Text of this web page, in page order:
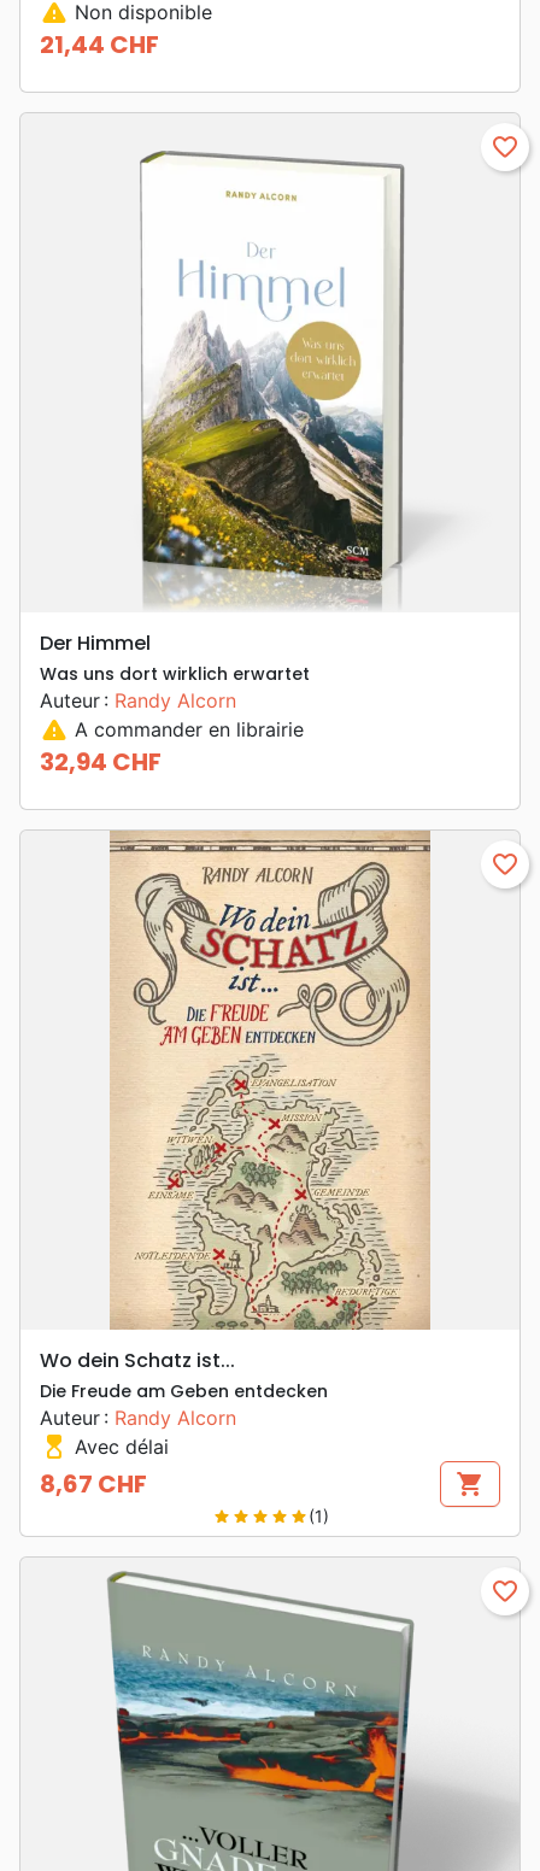
warning Non disponible
Prix
21,44 CHF
favorite_border
Der Himmel
Was uns dort wirklich erwartet
Auteur : Randy Alcorn
warning A commander en librairie
Prix
32,94 CHF
favorite_border
Wo dein Schatz ist...
Die Freude am Geben entdecken
Auteur : Randy Alcorn
hourglass_top Avec délai
Prix
8,67 CHF shopping_cart
star star star star star(1)
favorite_border